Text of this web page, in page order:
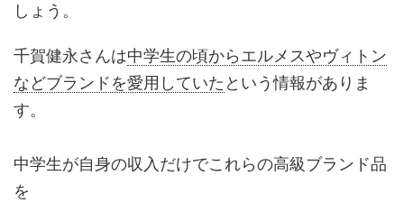
しょう。
千賀健永さんは中学生の頃からエルメスやヴィトン
などブランドを愛用していた という情報がありま
す。
中学生が自身の収入だけでこれらの高級ブランド品
を